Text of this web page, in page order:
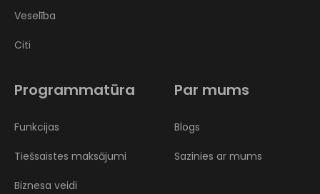
Veselība
Citi
Programmatūra
Funkcijas
Tiešsaistes maksājumi
Biznesa veidi
Par mums
Blogs
Sazinies ar mums